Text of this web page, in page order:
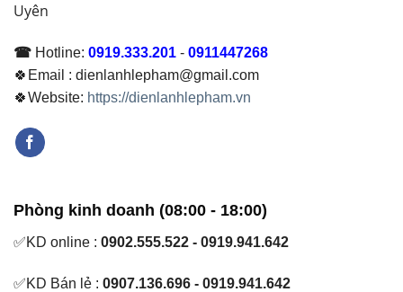
Uyên
☎ Hotline: 0919.333.201 - 0911447268
🍀Email : dienlanhlepham@gmail.com
🍀Website: https://dienlanhlepham.vn
Phòng kinh doanh (08:00 - 18:00)
✅KD online : 0902.555.522 - 0919.941.642
✅KD Bán lẻ : 0907.136.696 - 0919.941.642